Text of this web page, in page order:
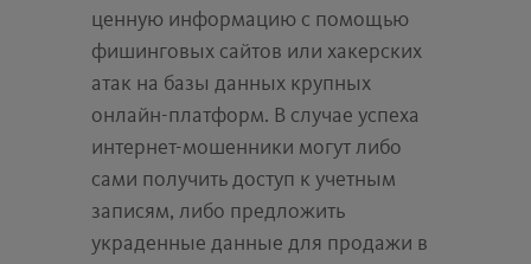
ценную информацию с помощью
фишинговых сайтов или хакерских
атак на базы данных крупных
онлайн-платформ. В случае успеха
интернет-мошенники могут либо
сами получить доступ к учетным
записям, либо предложить
украденные данные для продажи в